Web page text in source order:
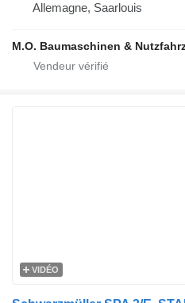
Allemagne, Saarlouis
VIDÉO